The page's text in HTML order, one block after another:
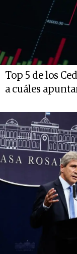
Top 5 de los
a cuáles